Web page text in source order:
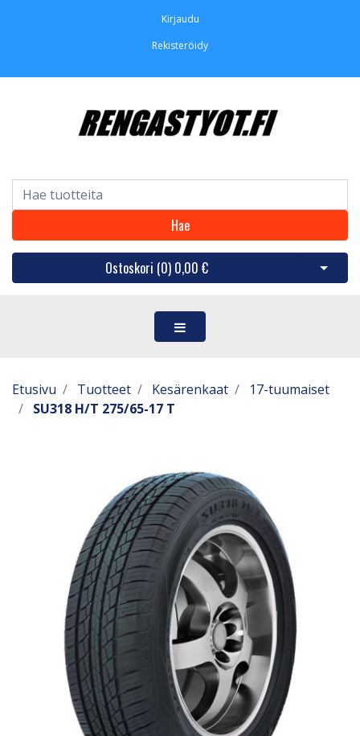
Kirjaudu
Rekisteröidy
Hae
Ostoskori (0) 0,00 € Avaa
Etusivu Tuotteet Kesärenkaat
17-tuumaiset
SU318 H/T 275/65-17 T